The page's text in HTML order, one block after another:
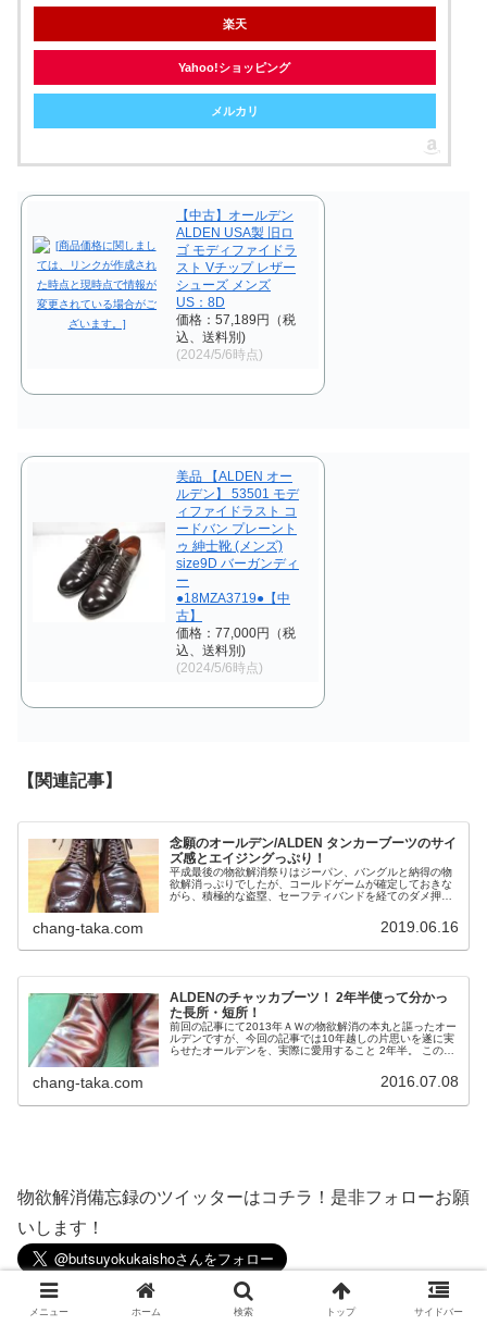
楽天
Yahoo!ショッピング
メルカリ
【中古】オールデン
ALDEN USA製 旧ロ
ゴ モディファイドラ
スト Vチップ レザー
シューズ メンズ
US：8D
価格：57,189円（税
込、送料別)
(2024/5/6時点)
美品 【ALDEN オー
ルデン】 53501 モデ
ィファイドラスト コ
ードバン プレーント
ゥ 紳士靴 (メンズ)
size9D バーガンディ
ー
●18MZA3719●【中
古】
価格：77,000円（税
込、送料別)
(2024/5/6時点)
【関連記事】
念願のオールデン/ALDEN タンカーブーツのサイ
ズ感とエイジングっぷり！
平成最後の物欲解消祭りはジーパン、バングルと納得の物
欲解消っぷりでしたが、コールドゲームが確定しておきな
がら、積極的な盗塁、セーフティバンドを経てのダメ押し
chang-taka.com 2019.06.16
ALDENのチャッカブーツ！ 2年半使って分かっ
た長所・短所！
前回の記事にて2013年ＡＷの物欲解消の本丸と謳ったオー
ルデンですが、今回の記事では10年越しの片思いを遂に実
らせたオールデンを、実際に愛用すること 2年半。 この間
chang-taka.com 2016.07.08
物欲解消備忘録のツイッターはコチラ！是非フォローお願
いします！
メニュー ホーム 検索 トップ サイドバー